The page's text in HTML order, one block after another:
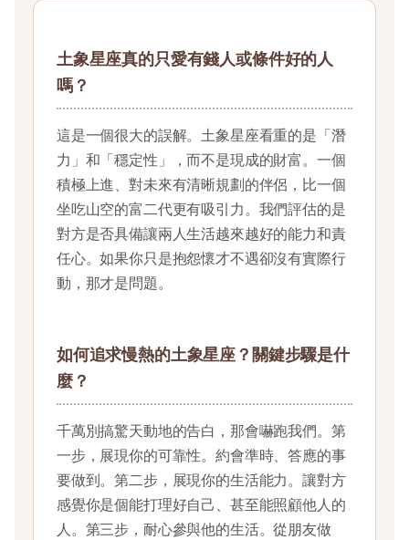
土象星座真的只愛有錢人或條件好的人
嗎？
這是一個很大的誤解。土象星座看重的是「潛
力」和「穩定性」，而不是現成的財富。一個
積極上進、對未來有清晰規劃的伴侶，比一個
坐吃山空的富二代更有吸引力。我們評估的是
對方是否具備讓兩人生活越來越好的能力和責
任心。如果你只是抱怨懷才不遇卻沒有實際行
動，那才是問題。
如何追求慢熱的土象星座？關鍵步驟是什
麼？
千萬別搞驚天動地的告白，那會嚇跑我們。第
一步，展現你的可靠性。約會準時、答應的事
要做到。第二步，展現你的生活能力。讓對方
感覺你是個能打理好自己、甚至能照顧他人的
人。第三步，耐心參與他的生活。從朋友做